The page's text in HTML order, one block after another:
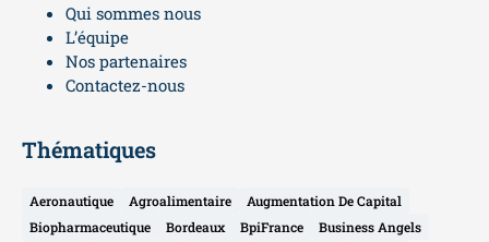
Qui sommes nous
L’équipe
Nos partenaires
Contactez-nous
Thématiques
Aeronautique Agroalimentaire
Augmentation De Capital
Biopharmaceutique
Bordeaux BpiFrance
Business Angels